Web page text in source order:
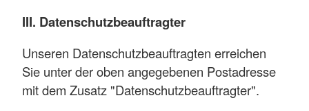
III. Datenschutzbeauftragter
Unseren Datenschutzbeauftragten erreichen
Sie unter der oben angegebenen Postadresse
mit dem Zusatz "Datenschutzbeauftragter".